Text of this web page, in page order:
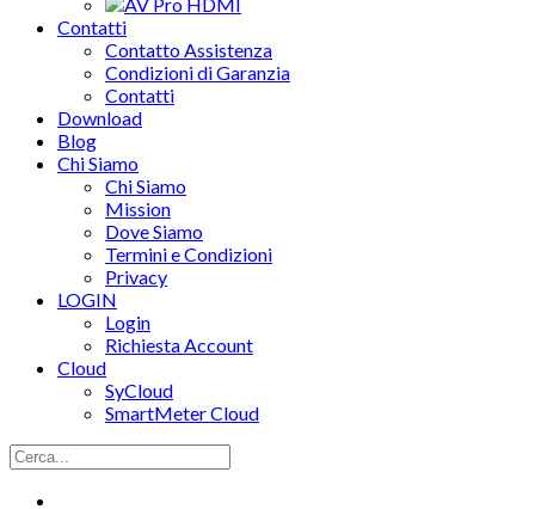
Contatti
Contatto Assistenza
Condizioni di Garanzia
Contatti
Download
Blog
Chi Siamo
Chi Siamo
Mission
Dove Siamo
Termini e Condizioni
Privacy
LOGIN
Login
Richiesta Account
Cloud
SyCloud
SmartMeter Cloud